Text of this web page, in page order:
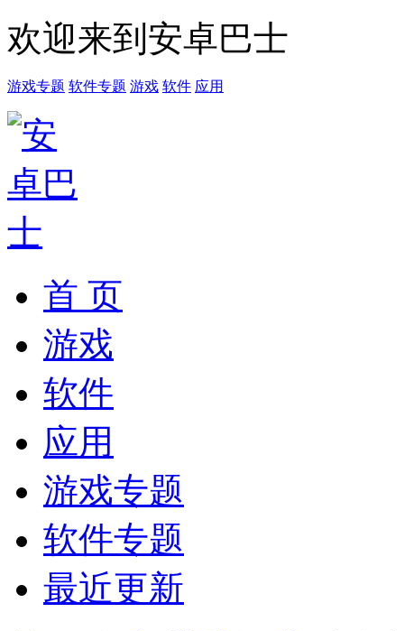
欢迎来到安卓巴士
游戏专题 软件专题 游戏 软件 应用
首 页
游戏
软件
应用
游戏专题
软件专题
最近更新